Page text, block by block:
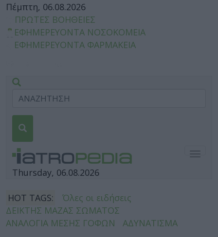
Πέμπτη, 06.08.2026
ΠΡΩΤΕΣ ΒΟΗΘΕΙΕΣ
ΕΦΗΜΕΡΕΥΟΝΤΑ ΝΟΣΟΚΟΜΕΙΑ
ΕΦΗΜΕΡΕΥΟΝΤΑ ΦΑΡΜΑΚΕΙΑ
Thursday, 06.08.2026
HOT TAGS:
Όλες οι ειδήσεις
ΔΕΙΚΤΗΣ ΜΑΖΑΣ ΣΩΜΑΤΟΣ
ΑΝΑΛΟΓΙΑ ΜΕΣΗΣ ΓΟΦΩΝ
ΑΔΥΝΑΤΙΣΜΑ